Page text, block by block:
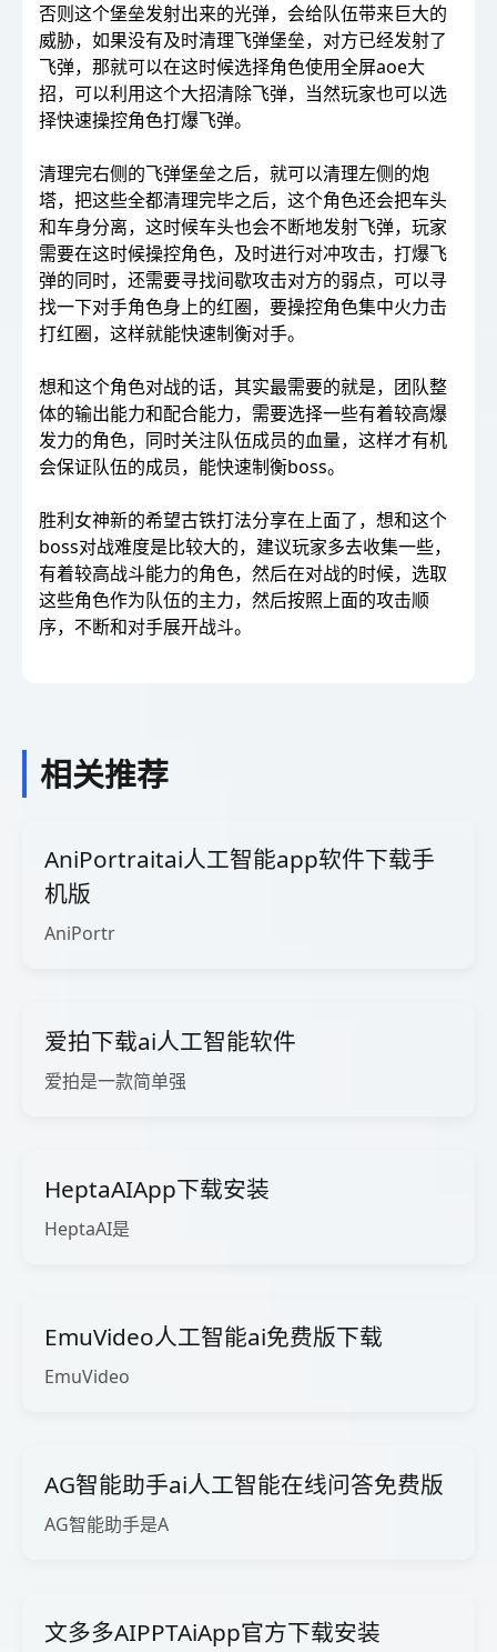
否则这个堡垒发射出来的光弹，会给队伍带来巨大的
威胁，如果没有及时清理飞弹堡垒，对方已经发射了
飞弹，那就可以在这时候选择角色使用全屏aoe大
招，可以利用这个大招清除飞弹，当然玩家也可以选
择快速操控角色打爆飞弹。
清理完右侧的飞弹堡垒之后，就可以清理左侧的炮
塔，把这些全都清理完毕之后，这个角色还会把车头
和车身分离，这时候车头也会不断地发射飞弹，玩家
需要在这时候操控角色，及时进行对冲攻击，打爆飞
弹的同时，还需要寻找间歇攻击对方的弱点，可以寻
找一下对手角色身上的红圈，要操控角色集中火力击
打红圈，这样就能快速制衡对手。
想和这个角色对战的话，其实最需要的就是，团队整
体的输出能力和配合能力，需要选择一些有着较高爆
发力的角色，同时关注队伍成员的血量，这样才有机
会保证队伍的成员，能快速制衡boss。
胜利女神新的希望古铁打法分享在上面了，想和这个
boss对战难度是比较大的，建议玩家多去收集一些，
有着较高战斗能力的角色，然后在对战的时候，选取
这些角色作为队伍的主力，然后按照上面的攻击顺
序，不断和对手展开战斗。
相关推荐
AniPortraitai人工智能app软件下载手
机版
AniPortr
爱拍下载ai人工智能软件
爱拍是一款简单强
HeptaAIApp下载安装
HeptaAI是
EmuVideo人工智能ai免费版下载
EmuVideo
AG智能助手ai人工智能在线问答免费版
AG智能助手是A
文多多AIPPTAiApp官方下载安装